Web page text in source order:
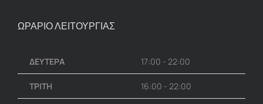
ΩΡΑΡΙΟ ΛΕΙΤΟΥΡΓΙΑΣ
ΔΕΥΤΕΡΑ 17:00 - 22:00
ΤΡΙΤΗ 16:00 - 22:00